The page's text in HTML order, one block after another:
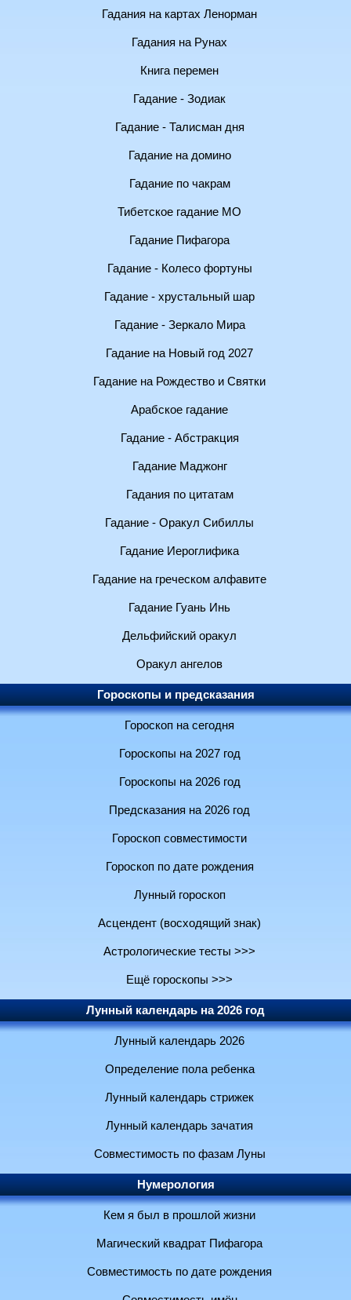
Гадания на картах Ленорман
Гадания на Рунах
Книга перемен
Гадание - Зодиак
Гадание - Талисман дня
Гадание на домино
Гадание по чакрам
Тибетское гадание МО
Гадание Пифагора
Гадание - Колесо фортуны
Гадание - хрустальный шар
Гадание - Зеркало Мира
Гадание на Новый год 2027
Гадание на Рождество и Святки
Арабское гадание
Гадание - Абстракция
Гадание Маджонг
Гадания по цитатам
Гадание - Оракул Сибиллы
Гадание Иероглифика
Гадание на греческом алфавите
Гадание Гуань Инь
Дельфийский оракул
Оракул ангелов
Гороскопы и предсказания
Гороскоп на сегодня
Гороскопы на 2027 год
Гороскопы на 2026 год
Предсказания на 2026 год
Гороскоп совместимости
Гороскоп по дате рождения
Лунный гороскоп
Асцендент (восходящий знак)
Астрологические тесты >>>
Ещё гороскопы >>>
Лунный календарь на 2026 год
Лунный календарь 2026
Определение пола ребенка
Лунный календарь стрижек
Лунный календарь зачатия
Совместимость по фазам Луны
Нумерология
Кем я был в прошлой жизни
Магический квадрат Пифагора
Совместимость по дате рождения